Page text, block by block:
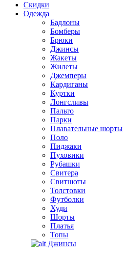
Скидки
Одежда
Бадлоны
Бомберы
Брюки
Джинсы
Жакеты
Жилеты
Джемперы
Кардиганы
Куртки
Лонгсливы
Пальто
Парки
Плавательные шорты
Поло
Пиджаки
Пуховики
Рубашки
Свитера
Свитшоты
Толстовки
Футболки
Худи
Шорты
Платья
Топы
Джинсы